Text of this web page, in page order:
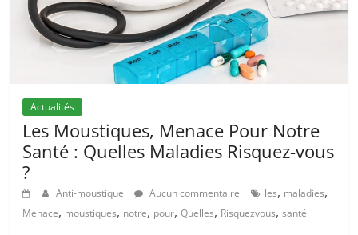
Actualités
Les Moustiques, Menace Pour Notre
Santé : Quelles Maladies Risquez-vous
?
Anti-moustique Aucun commentaire les, maladies,
Menace, moustiques, notre, pour,Quelles, Risquezvous,santé